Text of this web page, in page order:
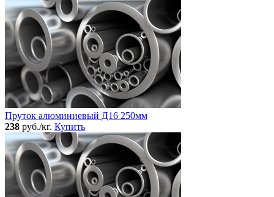
Пруток алюминиевый Д16 250мм
238 руб./кг. Купить